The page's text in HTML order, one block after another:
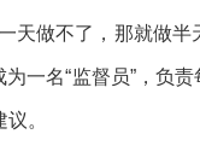
天做不了，那就做
为一名“监督员”，负
。